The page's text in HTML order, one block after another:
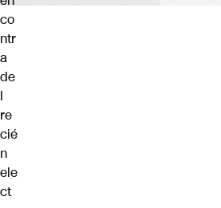
co
ntr
a
de
l
re
cié
n
ele
ct